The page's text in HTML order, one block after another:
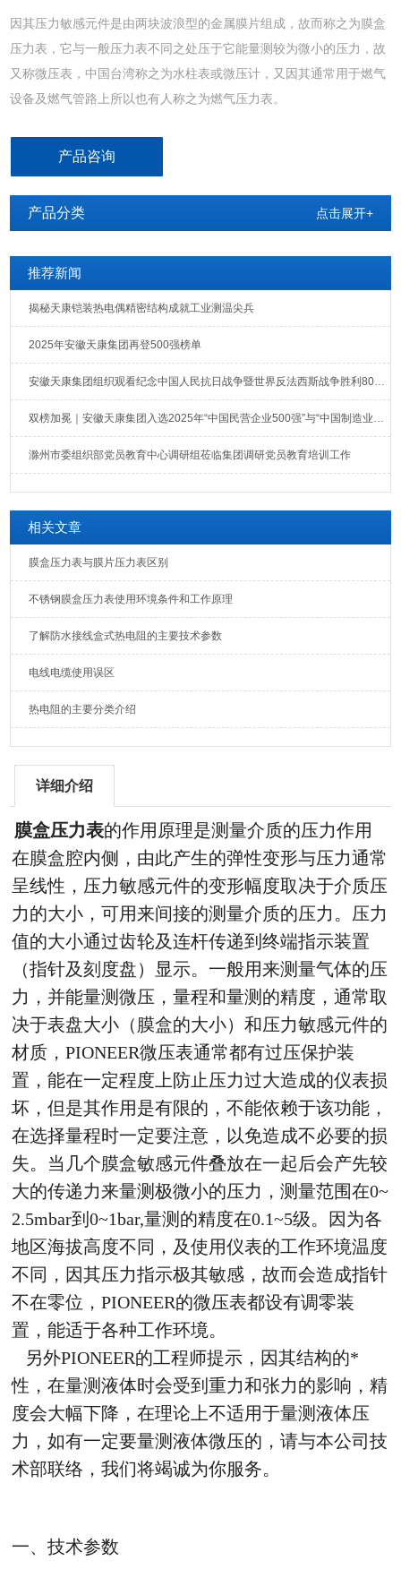
因其压力敏感元件是由两块波浪型的金属膜片组成，故而称之为膜盒
压力表，它与一般压力表不同之处压于它能量测较为微小的压力，故
又称微压表，中国台湾称之为水柱表或微压计，又因其通常用于燃气
设备及燃气管路上所以也有人称之为燃气压力表。
产品咨询
产品分类 点击展开+
推荐新闻
揭秘天康铠装热电偶精密结构成就工业测温尖兵
2025年安徽天康集团再登500强榜单
安徽天康集团组织观看纪念中国人民抗日战争暨世界反法西斯战争胜利80周年大会直播
双榜加冕｜安徽天康集团入选2025年“中国民营企业500强”与“中国制造业民营企业500强”榜单
滁州市委组织部党员教育中心调研组莅临集团调研党员教育培训工作
相关文章
膜盒压力表与膜片压力表区别
不锈钢膜盒压力表使用环境条件和工作原理
了解防水接线盒式热电阻的主要技术参数
电线电缆使用误区
热电阻的主要分类介绍
详细介绍
膜盒压力表的作用原理是测量介质的压力作用
在膜盒腔内侧，由此产生的弹性变形与压力通常
呈线性，压力敏感元件的变形幅度取决于介质压
力的大小，可用来间接的测量介质的压力。压力
值的大小通过齿轮及连杆传递到终端指示装置
（指针及刻度盘）显示。一般用来测量气体的压
力，并能量测微压，量程和量测的精度，通常取
决于表盘大小（膜盒的大小）和压力敏感元件的
材质，PIONEER微压表通常都有过压保护装
置，能在一定程度上防止压力过大造成的仪表损
坏，但是其作用是有限的，不能依赖于该功能，
在选择量程时一定要注意，以免造成不必要的损
失。当几个膜盒敏感元件叠放在一起后会产先较
大的传递力来量测极微小的压力，测量范围在0~
2.5mbar到0~1bar,量测的精度在0.1~5级。因为各
地区海拔高度不同，及使用仪表的工作环境温度
不同，因其压力指示极其敏感，故而会造成指针
不在零位，PIONEER的微压表都设有调零装
置，能适于各种工作环境。
另外PIONEER的工程师提示，因其结构的*
性，在量测液体时会受到重力和张力的影响，精
度会大幅下降，在理论上不适用于量测液体压
力，如有一定要量测液体微压的，请与本公司技
术部联络，我们将竭诚为你服务。
一、技术参数